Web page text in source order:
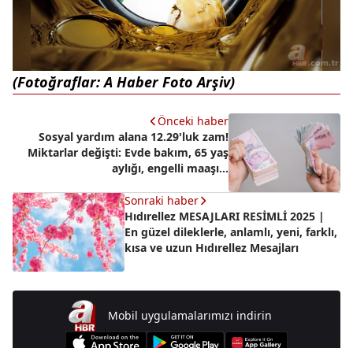
(Fotoğraflar: A Haber Foto Arşiv)
Önceki haber
Sosyal yardım alana 12.29'luk zam!
Miktarlar değişti: Evde bakım, 65 yaş
aylığı, engelli maaşı...
Sonraki haber
Hıdırellez MESAJLARI RESİMLİ 2025 |
En güzel dileklerle, anlamlı, yeni, farklı,
kısa ve uzun Hıdırellez Mesajları
Mobil uygulamalarımızı indirin